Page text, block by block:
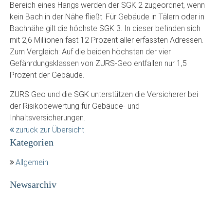
Bereich eines Hangs werden der SGK 2 zugeordnet, wenn
kein Bach in der Nähe fließt. Für Gebäude in Tälern oder in
Bachnähe gilt die höchste SGK 3. In dieser befinden sich
mit 2,6 Millionen fast 12 Prozent aller erfassten Adressen.
Zum Vergleich: Auf die beiden höchsten der vier
Gefährdungsklassen von ZÜRS-Geo entfallen nur 1,5
Prozent der Gebäude.
ZÜRS Geo und die SGK unterstützen die Versicherer bei
der Risikobewertung für Gebäude- und
Inhaltsversicherungen.
zurück zur Übersicht
Kategorien
Allgemein
Newsarchiv